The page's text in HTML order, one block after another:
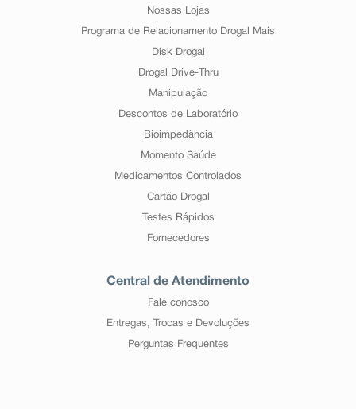
Nossas Lojas
Programa de Relacionamento Drogal Mais
Disk Drogal
Drogal Drive-Thru
Manipulação
Descontos de Laboratório
Bioimpedância
Momento Saúde
Medicamentos Controlados
Cartão Drogal
Testes Rápidos
Fornecedores
Central de Atendimento
Fale conosco
Entregas, Trocas e Devoluções
Perguntas Frequentes